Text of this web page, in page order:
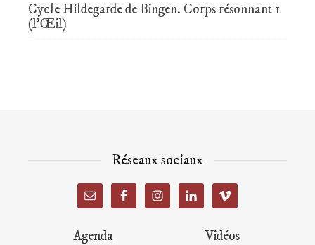
Cycle Hildegarde de Bingen. Corps résonnant 1
(l’Œil)
Réseaux sociaux
Agenda
Vidéos